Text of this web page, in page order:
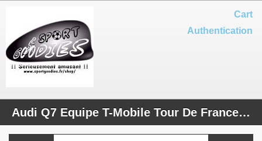
Cart
Authentication
Audi Q7 Equipe T-Mobile Tour De France 2007